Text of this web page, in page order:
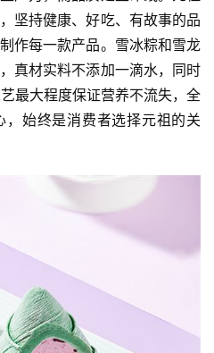
注册
坚持健康、好吃、有故事的品
作每一款产品。雪冰粽和雪龙
真材实料不添加一滴水，同时
最大程度保证营养不流失，全
始终是消费者选择元祖的关